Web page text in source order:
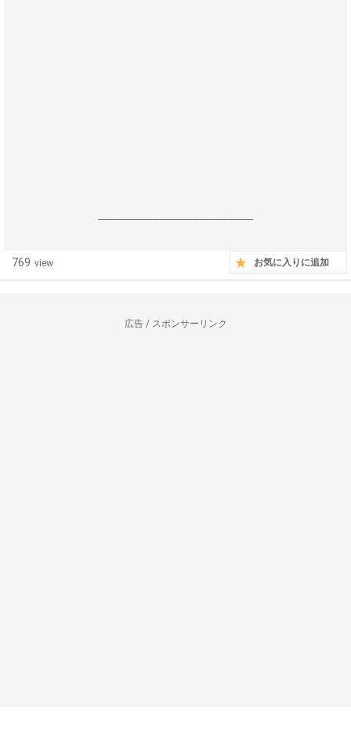
------------------------------------------------------------------
769 view お気に入りに追加
広告 / スポンサーリンク